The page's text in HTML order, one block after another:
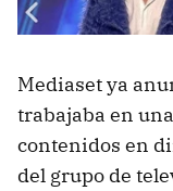
Mediaset ya
trabajaba en
contenidos en
del grupo de